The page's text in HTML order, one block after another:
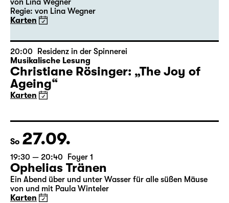
von Lina Wegner
Regie: von Lina Wegner
Karten
20:00
Residenz in der Spinnerei
Musikalische Lesung
Christiane Rösinger: „The Joy of
Ageing“
Karten
So 27.09.
19:30 — 20:40 Foyer 1
Ophelias Tränen
Ein Abend über und unter Wasser für alle süßen Mäuse
von und mit Paula Winteler
Karten